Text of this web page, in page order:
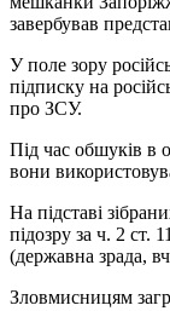
завербував
У поле зору
підписку на
про ЗСУ.
Під час обшуків в
вони
На підставі
підозру за ч. 2 ст.
(державна зрада,
Зловмисницям